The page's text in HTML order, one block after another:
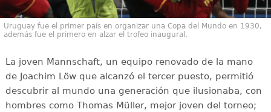
Uruguay fue el primer país en organizar una Copa del Mundo en 1930,
además fue el primero en alzar el trofeo inaugural.
La joven Mannschaft, un equipo renovado de la mano
de Joachim Löw que alcanzó el tercer puesto, permitió
descubrir al mundo una generación que ilusionaba, con
hombres como Thomas Müller, mejor joven del torneo;